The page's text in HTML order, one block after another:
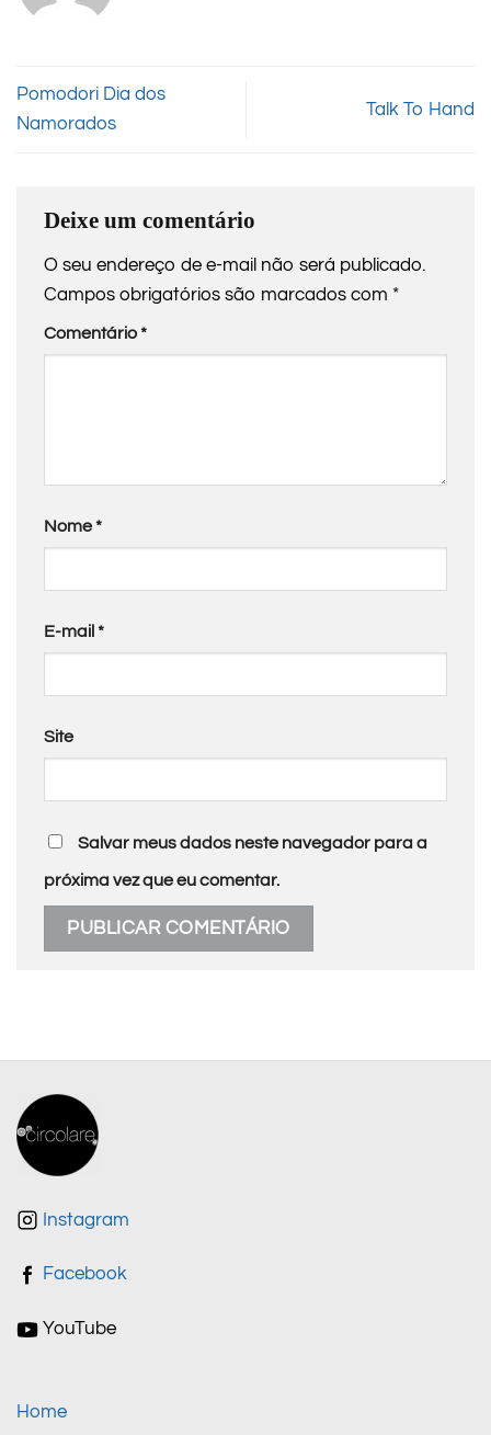
Pomodori Dia dos
Namorados
Talk To Hand
Deixe um comentário
O seu endereço de e-mail não será publicado.
Campos obrigatórios são marcados com *
Comentário*
Nome*
E-mail*
Site
Salvar meus dados neste navegador para a
próxima vez que eu comentar.
Instagram
Facebook
YouTube
Home